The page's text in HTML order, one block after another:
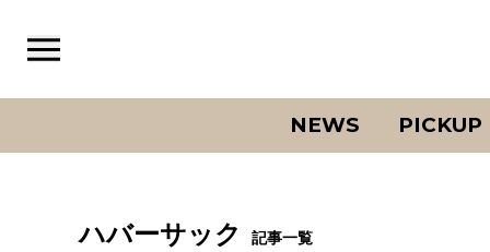
NEWS PICKUP
ハバーサック 記事一覧